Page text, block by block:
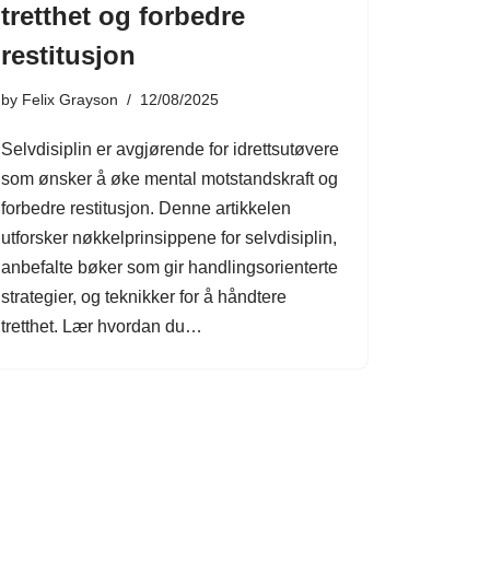
tretthet og forbedre
restitusjon
by Felix Grayson 12/08/2025
Selvdisiplin er avgjørende for idrettsutøvere
som ønsker å øke mental motstandskraft og
forbedre restitusjon. Denne artikkelen
utforsker nøkkelprinsippene for selvdisiplin,
anbefalte bøker som gir handlingsorienterte
strategier, og teknikker for å håndtere
tretthet. Lær hvordan du…